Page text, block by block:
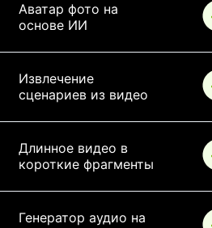
Аватар фото на
основе ИИ
Извлечение
сценариев из видео
Длинное видео в
короткие фрагменты
Генератор аудио на